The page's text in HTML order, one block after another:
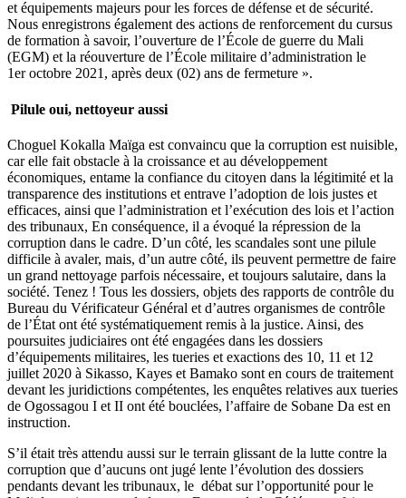
et équipements majeurs pour les forces de défense et de sécurité.
Nous enregistrons également des actions de renforcement du cursus
de formation à savoir, l’ouverture de l’École de guerre du Mali
(EGM) et la réouverture de l’École militaire d’administration le
1er octobre 2021, après deux (02) ans de fermeture ».
Pilule oui, nettoyeur aussi
Choguel Kokalla Maïga est convaincu que la corruption est nuisible,
car elle fait obstacle à la croissance et au développement
économiques, entame la confiance du citoyen dans la légitimité et la
transparence des institutions et entrave l’adoption de lois justes et
efficaces, ainsi que l’administration et l’exécution des lois et l’action
des tribunaux, En conséquence, il a évoqué la répression de la
corruption dans le cadre. D’un côté, les scandales sont une pilule
difficile à avaler, mais, d’un autre côté, ils peuvent permettre de faire
un grand nettoyage parfois nécessaire, et toujours salutaire, dans la
société. Tenez ! Tous les dossiers, objets des rapports de contrôle du
Bureau du Vérificateur Général et d’autres organismes de contrôle
de l’État ont été systématiquement remis à la justice. Ainsi, des
poursuites judiciaires ont été engagées dans les dossiers
d’équipements militaires, les tueries et exactions des 10, 11 et 12
juillet 2020 à Sikasso, Kayes et Bamako sont en cours de traitement
devant les juridictions compétentes, les enquêtes relatives aux tueries
de Ogossagou I et II ont été bouclées, l’affaire de Sobane Da est en
instruction.
S’il était très attendu aussi sur le terrain glissant de la lutte contre la
corruption que d’aucuns ont jugé lente l’évolution des dossiers
pendants devant les tribunaux, le débat sur l’opportunité pour le